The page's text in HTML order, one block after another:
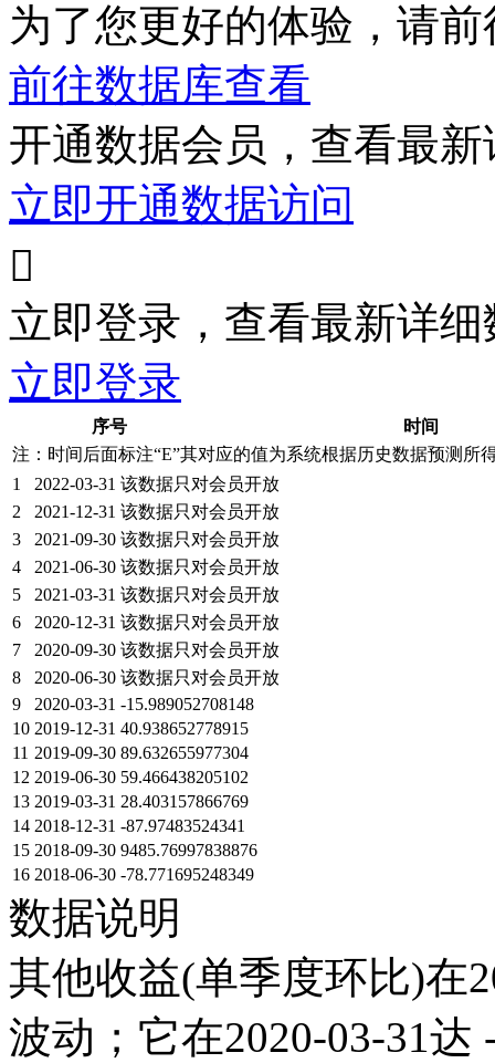
为了您更好的体验，请
前往数据库查看
开通数据会员，查看最
立即开通数据访问

立即登录，查看最新详细
立即登录
序号
时间
注：时间后面标注“E”其对应的值为系统根据历史数据预测所
1
2022-03-31 该数据只对会员开放
2
2021-12-31 该数据只对会员开放
3
2021-09-30 该数据只对会员开放
4
2021-06-30 该数据只对会员开放
5
2021-03-31 该数据只对会员开放
6
2020-12-31 该数据只对会员开放
7
2020-09-30 该数据只对会员开放
8
2020-06-30 该数据只对会员开放
9
2020-03-31 -15.989052708148
10 2019-12-31 40.938652778915
11 2019-09-30 89.632655977304
12 2019-06-30 59.466438205102
13 2019-03-31 28.403157866769
14 2018-12-31 -87.97483524341
15 2018-09-30 9485.76997838876
16 2018-06-30 -78.771695248349
数据说明
其他收益(单季度环比)在
波动；它在2020-03-31达